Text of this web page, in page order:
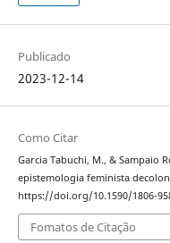
Publicado
2023-12-14
Como Citar
Garcia Tabuchi, M., & Sampaio
epistemologia feminista
https://doi.org/10.1590/1806-
Fomatos de Citação